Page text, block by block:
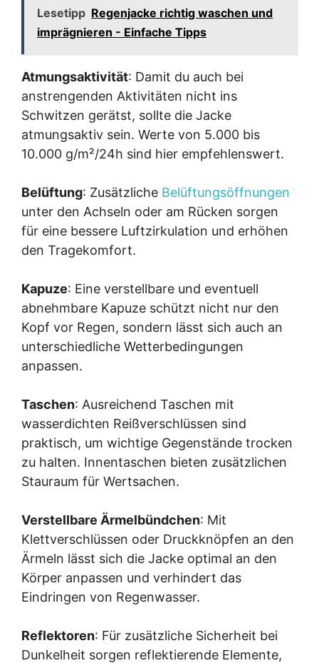
Lesetipp Regenjacke richtig waschen und
imprägnieren - Einfache Tipps
Atmungsaktivität: Damit du auch bei
anstrengenden Aktivitäten nicht ins
Schwitzen gerätst, sollte die Jacke
atmungsaktiv sein. Werte von 5.000 bis
10.000 g/m²/24h sind hier empfehlenswert.
Belüftung: Zusätzliche Belüftungsöffnungen
unter den Achseln oder am Rücken sorgen
für eine bessere Luftzirkulation und erhöhen
den Tragekomfort.
Kapuze: Eine verstellbare und eventuell
abnehmbare Kapuze schützt nicht nur den
Kopf vor Regen, sondern lässt sich auch an
unterschiedliche Wetterbedingungen
anpassen.
Taschen: Ausreichend Taschen mit
wasserdichten Reißverschlüssen sind
praktisch, um wichtige Gegenstände trocken
zu halten. Innentaschen bieten zusätzlichen
Stauraum für Wertsachen.
Verstellbare Ärmelbündchen: Mit
Klettverschlüssen oder Druckknöpfen an den
Ärmeln lässt sich die Jacke optimal an den
Körper anpassen und verhindert das
Eindringen von Regenwasser.
Reflektoren: Für zusätzliche Sicherheit bei
Dunkelheit sorgen reflektierende Elemente,